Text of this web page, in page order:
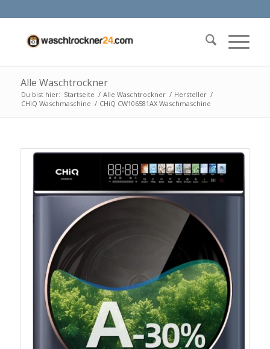
Alle Waschtrockner
Du bist hier: Startseite / Alle Waschtrockner / Hersteller /
CHiQ Waschmaschine / CHiQ CW106581AX Waschmaschine